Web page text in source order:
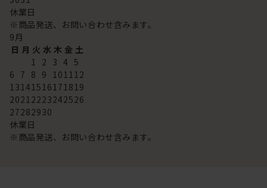
休業日
※商品発送、お問い合わせ含みます。
9月
日 月 火 水 木 金 土
1 2 3 4 5
6 7 8 9 101112
13141516171819
20212223242526
27282930
休業日
※商品発送、お問い合わせ含みます。